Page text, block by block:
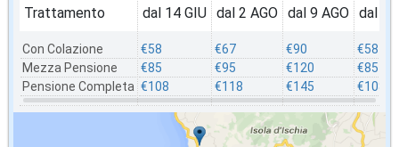
Trattamento
Con Colazione
Mezza Pensione
Pensione Completa
dal 14 GIU
€58
€85
€108
dal 2 AGO
€67
€95
€118
dal 9 AGO
€90
€120
€145
dal 30
€58
€85
€108